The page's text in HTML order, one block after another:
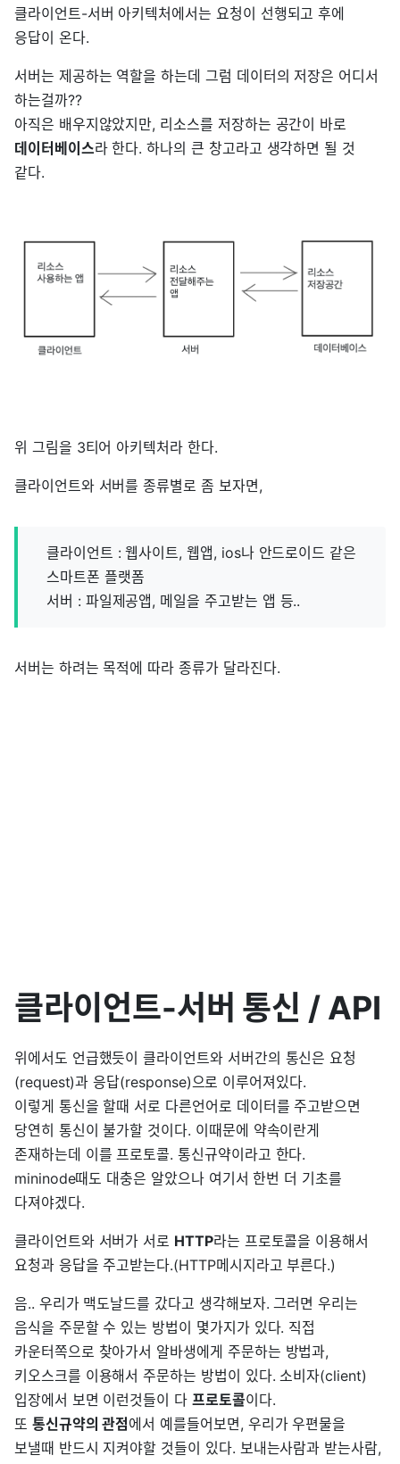
클라이언트-서버 아키텍처에서는 요청이 선행되고 후에
응답이 온다.
서버는 제공하는 역할을 하는데 그럼 데이터의 저장은 어디서
하는걸까??
아직은 배우지않았지만, 리소스를 저장하는 공간이 바로
데이터베이스라 한다. 하나의 큰 창고라고 생각하면 될 것
같다.
위 그림을 3티어 아키텍처라 한다.
클라이언트와 서버를 종류별로 좀 보자면,
클라이언트 : 웹사이트, 웹앱, ios나 안드로이드 같은
스마트폰 플랫폼
서버 : 파일제공앱, 메일을 주고받는 앱 등..
서버는 하려는 목적에 따라 종류가 달라진다.
클라이언트-서버 통신 / API
위에서도 언급했듯이 클라이언트와 서버간의 통신은 요청
(request)과 응답(response)으로 이루어져있다.
이렇게 통신을 할때 서로 다른언어로 데이터를 주고받으면
당연히 통신이 불가할 것이다. 이때문에 약속이란게
존재하는데 이를 프로토콜. 통신규약이라고 한다.
mininode때도 대충은 알았으나 여기서 한번 더 기초를
다져야겠다.
클라이언트와 서버가 서로 HTTP라는 프로토콜을 이용해서
요청과 응답을 주고받는다.(HTTP메시지라고 부른다.)
음.. 우리가 맥도날드를 갔다고 생각해보자. 그러면 우리는
음식을 주문할 수 있는 방법이 몇가지가 있다. 직접
카운터쪽으로 찾아가서 알바생에게 주문하는 방법과,
키오스크를 이용해서 주문하는 방법이 있다. 소비자(client)
입장에서 보면 이런것들이 다 프로토콜이다.
또 통신규약의 관점에서 예를들어보면, 우리가 우편물을
보낼때 반드시 지켜야할 것들이 있다. 보내는사람과 받는사람,